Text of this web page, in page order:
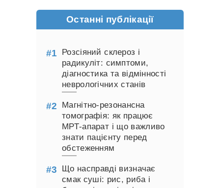
Останні публікації
Розсіяний склероз і
радикуліт: симптоми,
діагностика та відмінності
неврологічних станів
Магнітно-резонансна
томографія: як працює
МРТ-апарат і що важливо
знати пацієнту перед
обстеженням
Що насправді визначає
смак суші: рис, риба і